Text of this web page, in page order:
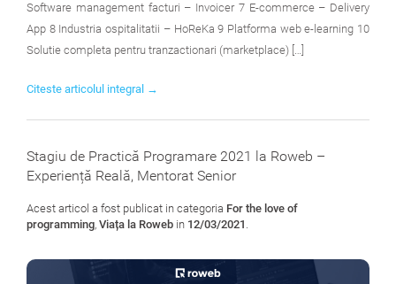
Software management facturi – Invoicer 7 E-commerce – Delivery
App 8 Industria ospitalitatii – HoReKa 9 Platforma web e-learning 10
Solutie completa pentru tranzactionari (marketplace) […]
Citeste articolul integral →
Stagiu de Practică Programare 2021 la Roweb –
Experiență Reală, Mentorat Senior
Acest articol a fost publicat in categoria For the love of
programming, Viața la Roweb in 12/03/2021 .